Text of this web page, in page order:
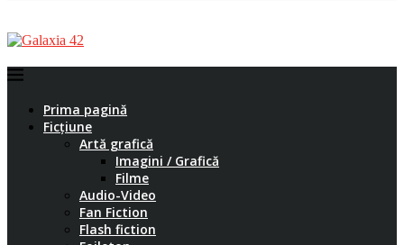
Prima pagină
Ficțiune
Artă grafică
Imagini / Grafică
Filme
Audio-Video
Fan Fiction
Flash fiction